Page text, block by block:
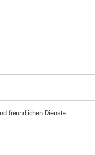
freundlichen Dienste.